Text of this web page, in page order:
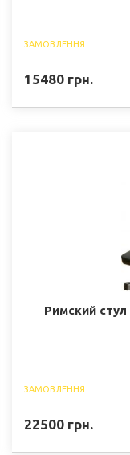
ЗАМОВЛЕННЯ
15480 грн.
Римский
ЗАМОВЛЕННЯ
22500 грн.